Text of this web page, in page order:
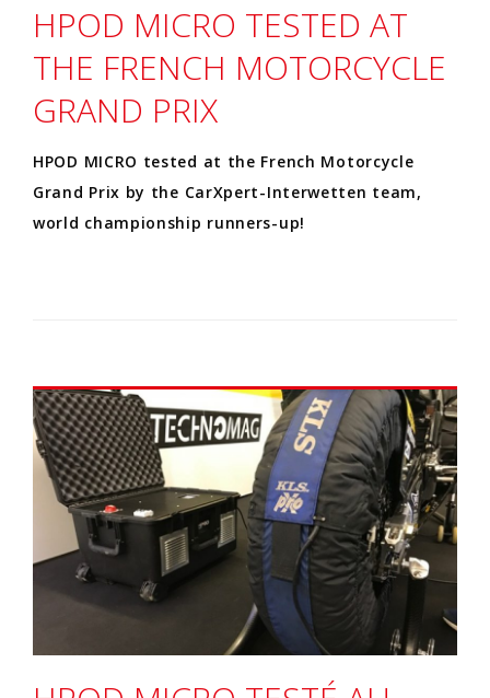
HPOD MICRO TESTED AT
THE FRENCH MOTORCYCLE
GRAND PRIX
HPOD MICRO tested at the French Motorcycle
Grand Prix by the CarXpert-Interwetten team,
world championship runners-up!